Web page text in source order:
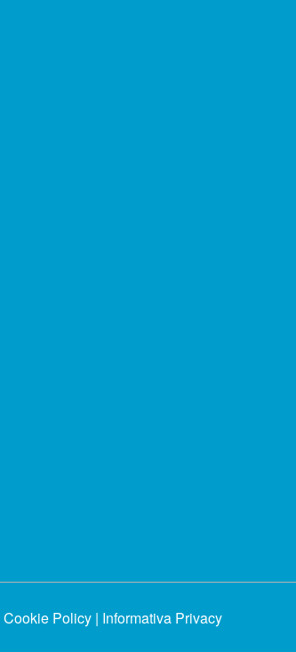
Cookie Policy | Informativa Privacy